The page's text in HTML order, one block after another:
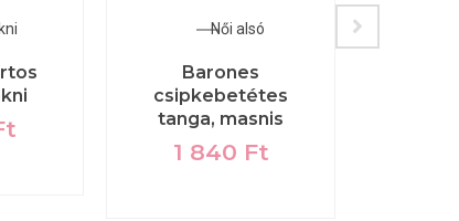
Női alsó
Barones
csipkebetétes
tanga, masnis
1 840 Ft